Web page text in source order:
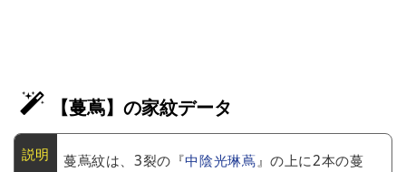
【蔓蔦】の家紋データ
蔓蔦紋は、3裂の『中陰光琳蔦』の上に2本の蔓